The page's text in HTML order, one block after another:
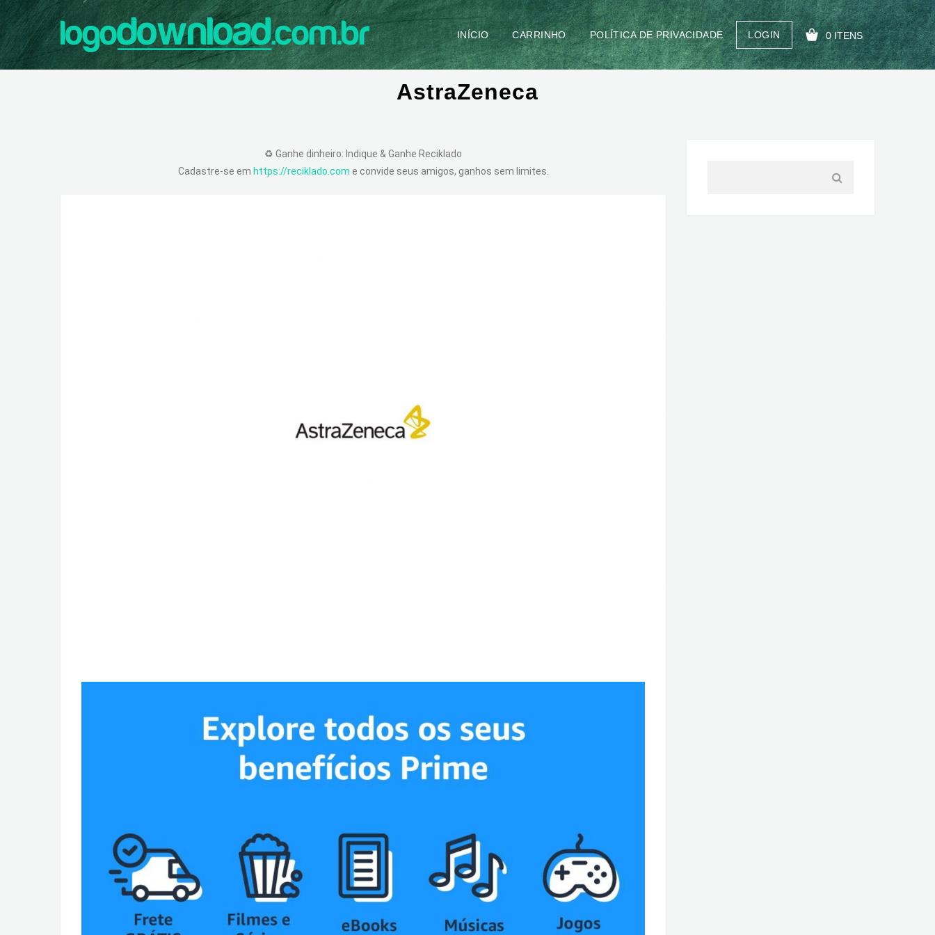
INÍCIO CARRINHO POLÍTICA DE PRIVACIDADE LOGIN 0 ITENS
AstraZeneca
♻️ Ganhe dinheiro: Indique & Ganhe Reciklado
Cadastre-se em https://reciklado.com e convide seus amigos, ganhos sem limites.